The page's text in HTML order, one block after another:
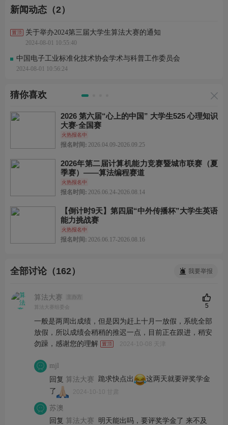
新闻动态（2）
关于举办2024第三届大学生算法大赛的通知
2024-08-01 10:55:40
中国电子工业标准化技术协会学术与科普工作委员会
2024-08-01 10:56:24
猜你喜欢
2026 第六届“心上的中国” 大学生525 心理知识
大赛·全国赛
火热报名中
报名时间: 2026.04.09-2026.09.25
2026年第二届计算机能力竞赛暨城市联赛（夏
季赛）——算法编程赛道
火热报名中
报名时间: 2026.06.24-2026.08.14
【倒计时9天】第四届“中外传播杯”大学生英语
能力挑战赛
火热报名中
报名时间: 2026.06.17-2026.08.16
全部讨论（162） 我要举报
算法大赛
主办方
算法大赛组委会
一般是两周出成绩，但是因为赶上十月一放假，系统全部
放假，所以成绩会稍稍的推迟一点，目前正在跟进，稍安
勿躁，感谢您的理解
2024-10-08 天津
5
mjl
回复 算法大赛 跪求快点出
这两天就要评奖学金
了
2024-10-10 甘肃
苏澳
回复 算法大赛
明天能出吗，要评奖学金了 来不及